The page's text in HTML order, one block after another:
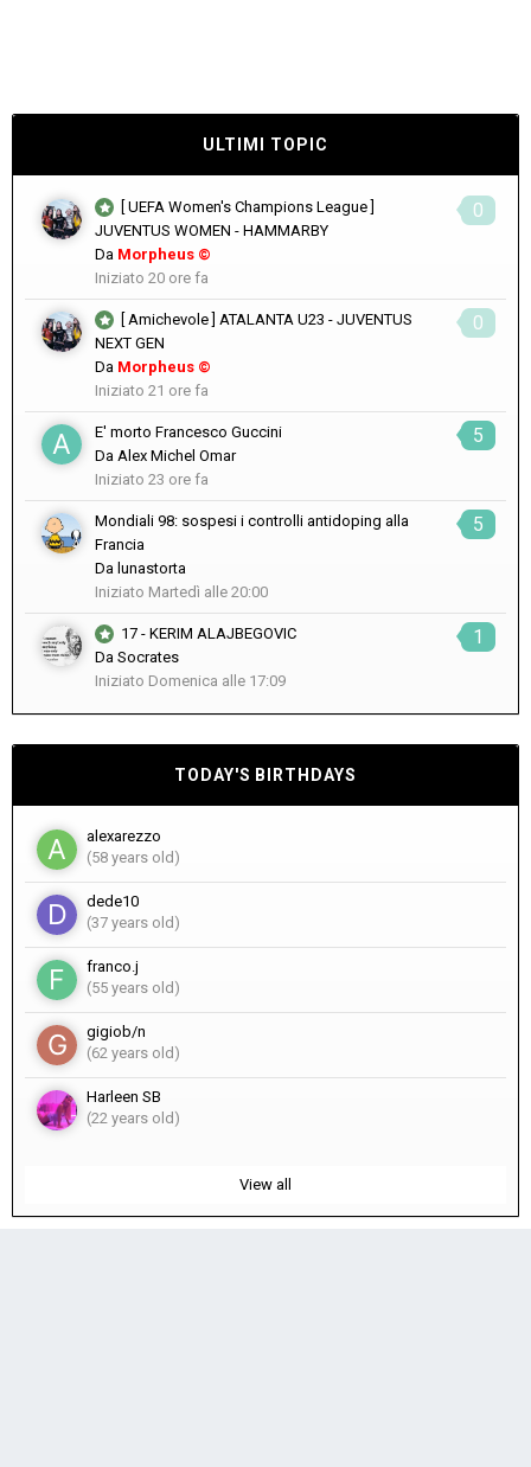
ULTIMI TOPIC
0
[ UEFA Women's Champions League ]
JUVENTUS WOMEN - HAMMARBY
Da Morpheus ©
Iniziato 20 ore fa
0
[ Amichevole ] ATALANTA U23 - JUVENTUS
NEXT GEN
Da Morpheus ©
Iniziato 21 ore fa
5
E' morto Francesco Guccini
Da Alex Michel Omar
Iniziato 23 ore fa
5
Mondiali 98: sospesi i controlli antidoping alla
Francia
Da lunastorta
Iniziato Martedì alle 20:00
1
17 - KERIM ALAJBEGOVIC
Da Socrates
Iniziato Domenica alle 17:09
TODAY'S BIRTHDAYS
alexarezzo
(58 years old)
dede10
(37 years old)
franco.j
(55 years old)
gigiob/n
(62 years old)
Harleen SB
(22 years old)
View all